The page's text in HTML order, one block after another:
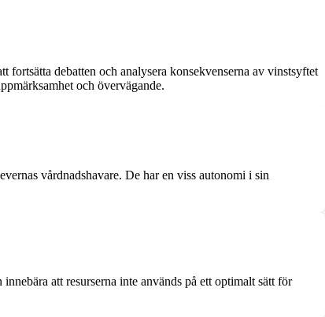
debatten och analysera konsekvenserna av vinstsyftet
och övervägande.
vårdnadshavare. De har en viss autonomi i sin
att resurserna inte används på ett optimalt sätt för